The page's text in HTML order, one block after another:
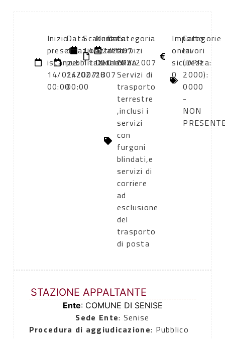
Inizio
presentazione
istanze:
14/02/2007
00:00
Data
di
pubblicazione:
14/02/2007
00:00
Scadenza:
14/02/2007
11:00
Numero
atto:
Determina
18
Data
atto:
01/02/2007
Categoria
servizi
CPV:
Servizi di
trasporto
terrestre
,inclusi i
servizi
con
furgoni
blindati,e
servizi di
corriere
ad
esclusione
del
trasporto
di posta
Importo
oneri
sicurezza:
0
Categorie
lavori
(DPR
2000):
0000
-
NON
STAZIONE APPALTANTE
Ente: COMUNE DI SENISE
Sede Ente: Senise
Procedura di aggiudicazione: Pubblico